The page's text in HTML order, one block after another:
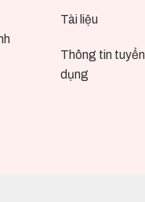
Tài liệu
Thông tin tuyển
dụng